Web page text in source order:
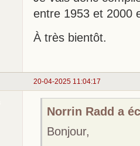
entre 1953 et 2000
À très bientôt.
20-04-2025 11:04:17
Norrin Radd a
Bonjour,